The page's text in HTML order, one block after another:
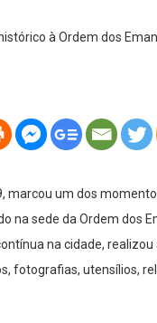
marcou um dos
na sede da Ordem dos
na cidade,
fotografias, utensílios,